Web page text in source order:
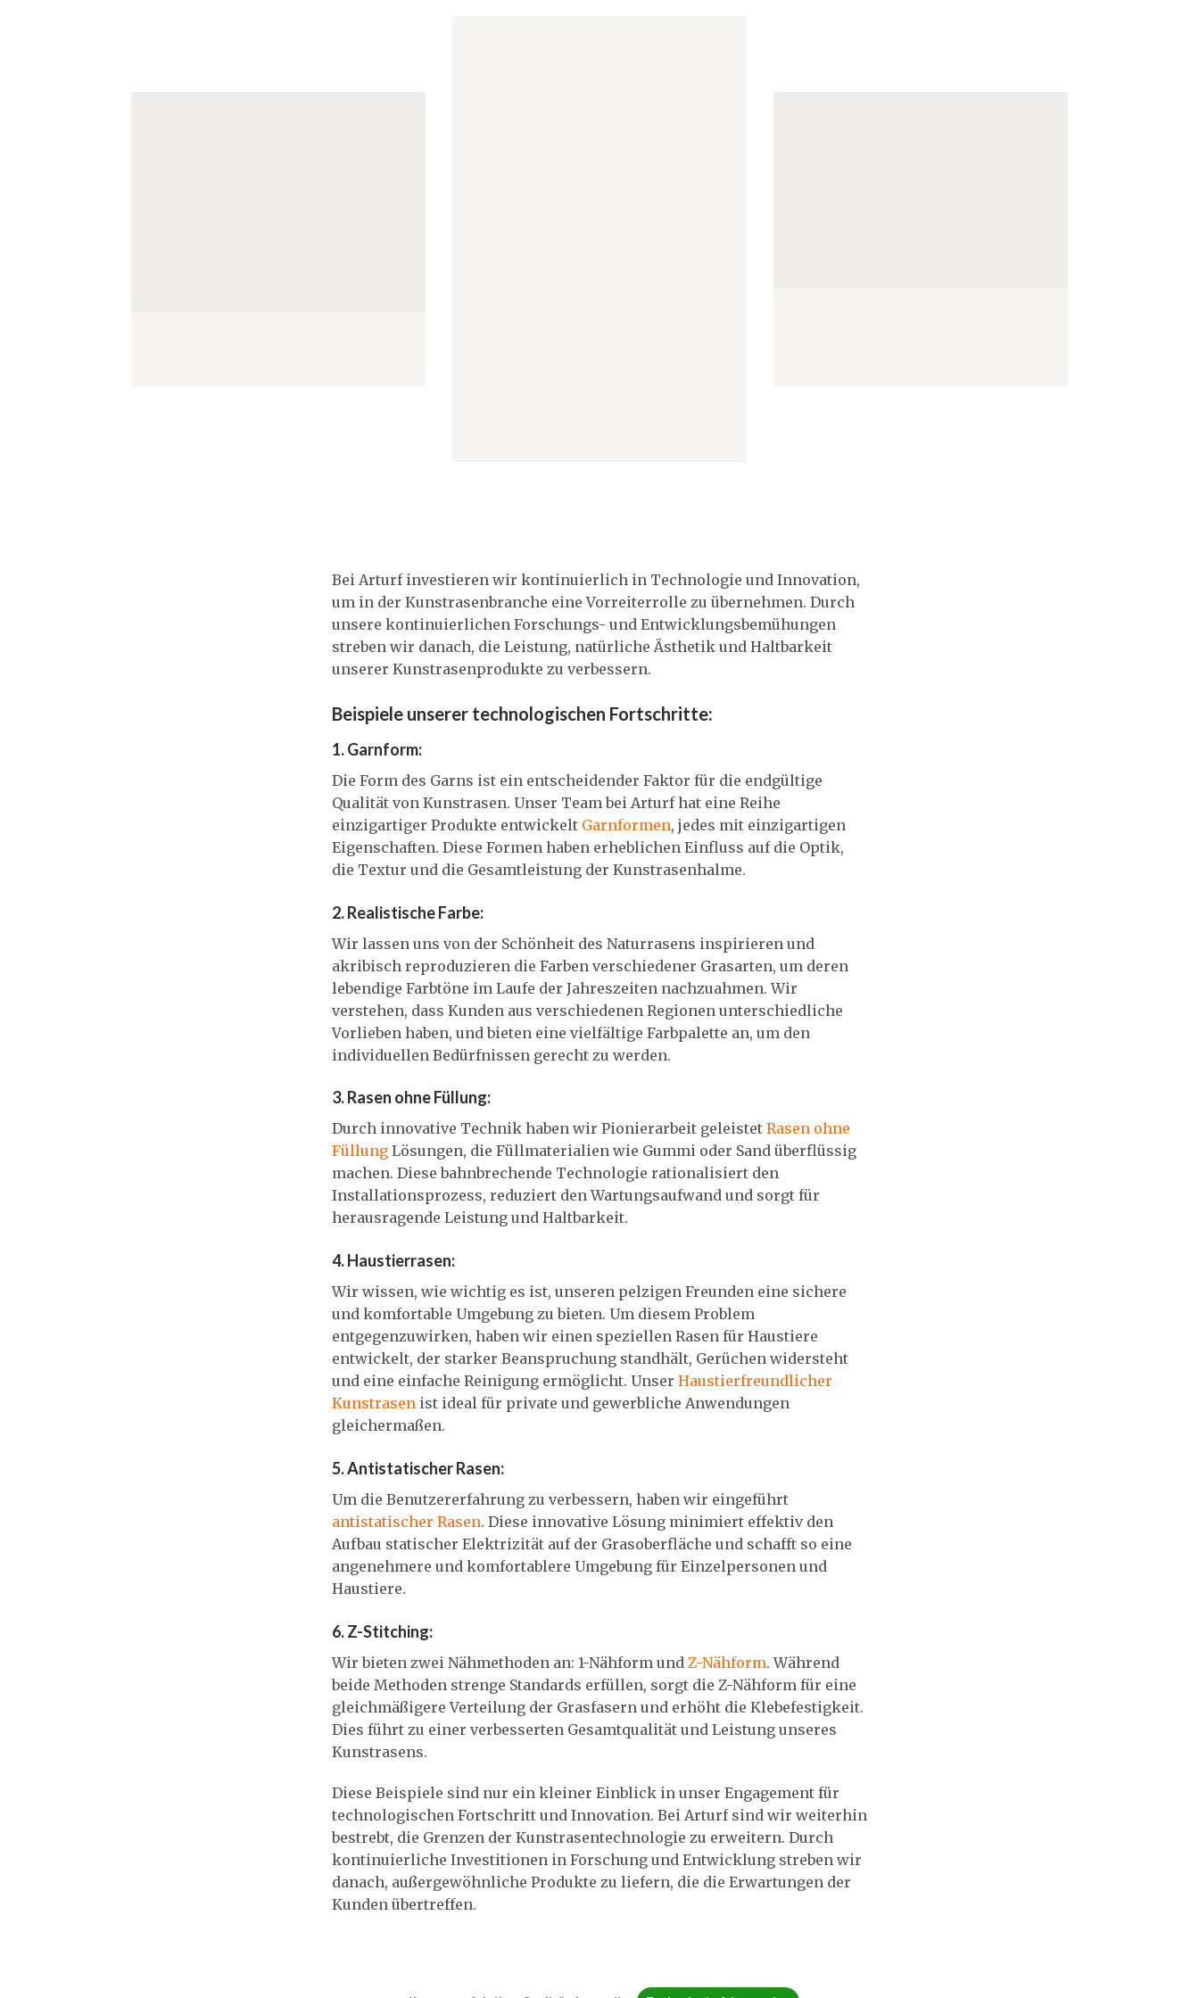
Bei Arturf investieren wir kontinuierlich in Technologie und Innovation,
um in der Kunstrasenbranche eine Vorreiterrolle zu übernehmen. Durch
unsere kontinuierlichen Forschungs- und Entwicklungsbemühungen
streben wir danach, die Leistung, natürliche Ästhetik und Haltbarkeit
unserer Kunstrasenprodukte zu verbessern.
Beispiele unserer technologischen Fortschritte:
1. Garnform:
Die Form des Garns ist ein entscheidender Faktor für die endgültige
Qualität von Kunstrasen. Unser Team bei Arturf hat eine Reihe
einzigartiger Produkte entwickelt Garnformen, jedes mit einzigartigen
Eigenschaften. Diese Formen haben erheblichen Einfluss auf die Optik,
die Textur und die Gesamtleistung der Kunstrasenhalme.
2. Realistische Farbe:
Wir lassen uns von der Schönheit des Naturrasens inspirieren und
akribisch reproduzieren die Farben verschiedener Grasarten, um deren
lebendige Farbtöne im Laufe der Jahreszeiten nachzuahmen. Wir
verstehen, dass Kunden aus verschiedenen Regionen unterschiedliche
Vorlieben haben, und bieten eine vielfältige Farbpalette an, um den
individuellen Bedürfnissen gerecht zu werden.
3. Rasen ohne Füllung:
Durch innovative Technik haben wir Pionierarbeit geleistet Rasen ohne
Füllung Lösungen, die Füllmaterialien wie Gummi oder Sand überflüssig
machen. Diese bahnbrechende Technologie rationalisiert den
Installationsprozess, reduziert den Wartungsaufwand und sorgt für
herausragende Leistung und Haltbarkeit.
4. Haustierrasen:
Wir wissen, wie wichtig es ist, unseren pelzigen Freunden eine sichere
und komfortable Umgebung zu bieten. Um diesem Problem
entgegenzuwirken, haben wir einen speziellen Rasen für Haustiere
entwickelt, der starker Beanspruchung standhält, Gerüchen widersteht
und eine einfache Reinigung ermöglicht. Unser Haustierfreundlicher
Kunstrasen ist ideal für private und gewerbliche Anwendungen
gleichermaßen.
5. Antistatischer Rasen:
Um die Benutzererfahrung zu verbessern, haben wir eingeführt
antistatischer Rasen. Diese innovative Lösung minimiert effektiv den
Aufbau statischer Elektrizität auf der Grasoberfläche und schafft so eine
angenehmere und komfortablere Umgebung für Einzelpersonen und
Haustiere.
6. Z-Stitching:
Wir bieten zwei Nähmethoden an: 1-Nähform und Z-Nähform. Während
beide Methoden strenge Standards erfüllen, sorgt die Z-Nähform für eine
gleichmäßigere Verteilung der Grasfasern und erhöht die Klebefestigkeit.
Dies führt zu einer verbesserten Gesamtqualität und Leistung unseres
Kunstrasens.
Diese Beispiele sind nur ein kleiner Einblick in unser Engagement für
technologischen Fortschritt und Innovation. Bei Arturf sind wir weiterhin
bestrebt, die Grenzen der Kunstrasentechnologie zu erweitern. Durch
kontinuierliche Investitionen in Forschung und Entwicklung streben wir
danach, außergewöhnliche Produkte zu liefern, die die Erwartungen der
Kunden übertreffen.